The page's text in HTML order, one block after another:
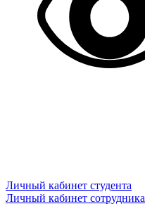
Личный кабинет студента
Личный кабинет сотрудника